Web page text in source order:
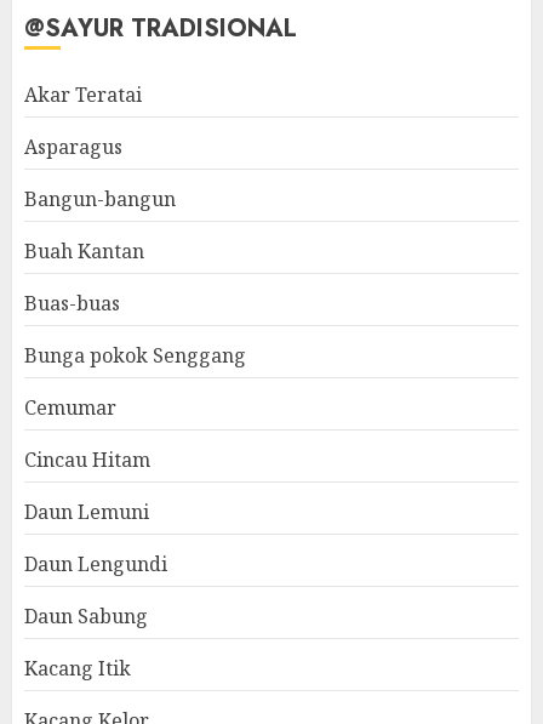
@SAYUR TRADISIONAL
Akar Teratai
Asparagus
Bangun-bangun
Buah Kantan
Buas-buas
Bunga pokok Senggang
Cemumar
Cincau Hitam
Daun Lemuni
Daun Lengundi
Daun Sabung
Kacang Itik